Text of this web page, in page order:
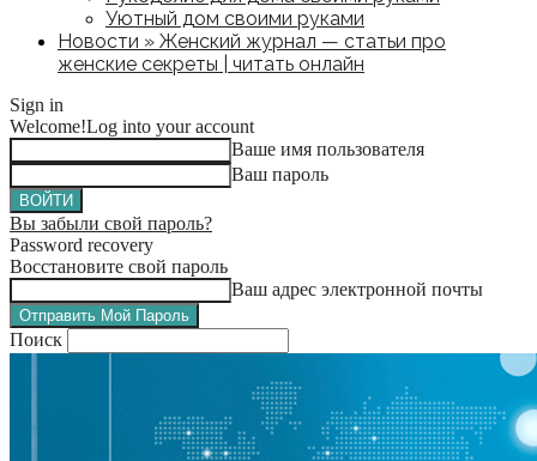
Уютный дом своими руками
Новости » Женский журнал — статьи про
женские секреты | читать онлайн
Sign in
Welcome!Log into your account
Ваше имя пользователя
Ваш пароль
Вы забыли свой пароль?
Password recovery
Восстановите свой пароль
Ваш адрес электронной почты
Поиск